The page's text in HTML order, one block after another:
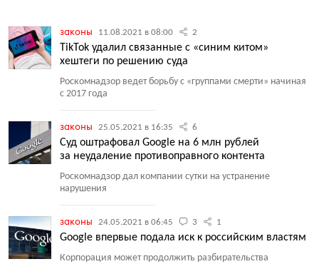
законы 11.08.2021 в 08:00 2
TikTok удалил связанные с «синим китом»
хештеги по решению суда
Роскомнадзор ведет борьбу с «группами смерти» начиная
с 2017 года
законы 25.05.2021 в 16:35 6
Суд оштрафовал Google на 6 млн рублей
за неудаление противоправного контента
Роскомнадзор дал компании сутки на устранение
нарушения
законы 24.05.2021 в 06:45 3 1
Google впервые подала иск к российским властям
Корпорация может продолжить разбирательства